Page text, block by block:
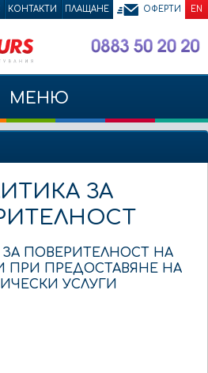
КОНТАКТИ ПЛАЩАНЕ ОФЕРТИ EN
МЕНЮ
ЗА
ПОВЕРИТЕЛНОСТ НА
ПРИ ПРЕДОСТАВЯНЕ НА
УСЛУГИ